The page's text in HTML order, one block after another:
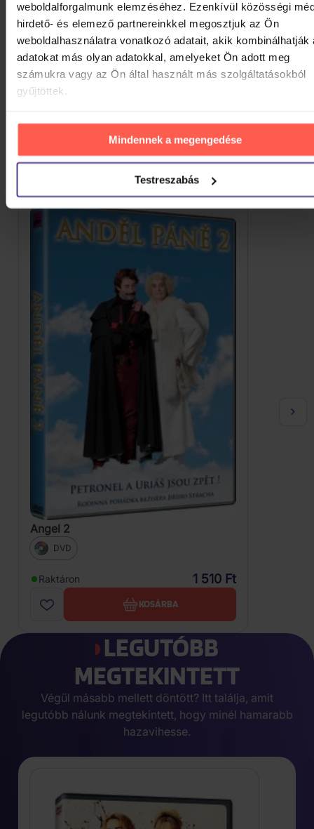
weboldalforgalmunk elemzéséhez. Ezenkívül közösségi
hirdető- és elemező partnereinkkel megosztjuk az Ön
weboldalhasználatra vonatkozó adatait, akik kombinálhatják
adatokat más olyan adatokkal, amelyeket Ön adott meg
számukra vagy az Ön által használt más szolgáltatásokból
gyűjtöttek.
Mindennek a megengedése
Testreszabás
DVD
1 170 Ft
HASONLÓ TERMÉKEK
Lehet, hogy tetszeni fog néhány további apróság is.
Vessen rá egy pillantást.
Angel 2
DVD
Raktáron 1 510 Ft
KOSÁRBA
LEGUTÓBB
MEGTEKINTETT
Végül másabb mellett döntött? Itt találja, amit
legutóbb nálunk megtekintett, hogy minél hamarabb
hazavihesse.